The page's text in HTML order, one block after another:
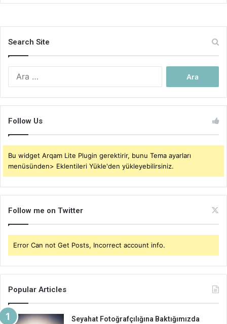
Search Site
Follow Us
Bu widget Arqam Lite Plugin gerektirir, bunu Tema ayarları
menüsünden> Eklentileri Yükle'den yükleyebilirsiniz.
Follow me on Twitter
Error Can not Get Posts, Incorrect account info.
Popular Articles
Seyahat Fotoğrafçılığına Baktığımızda